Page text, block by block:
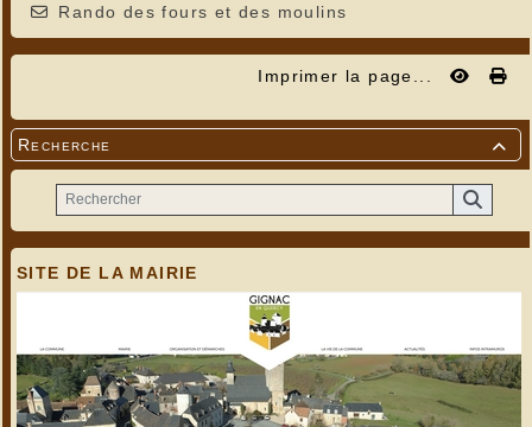
Rando des fours et des moulins
Imprimer la page...

Recherche
SITE DE LA MAIRIE